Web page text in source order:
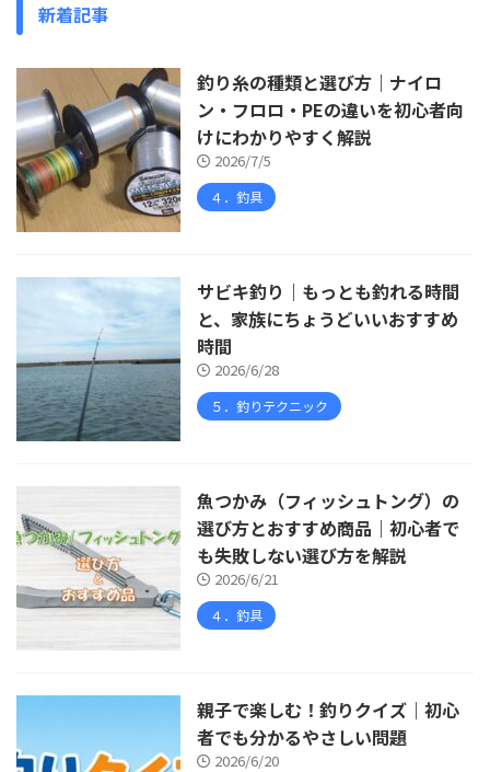
新着記事
釣り糸の種類と選び方｜ナイロ
ン・フロロ・PEの違いを初心者向
けにわかりやすく解説
2026/7/5
４．釣具
サビキ釣り｜もっとも釣れる時間
と、家族にちょうどいいおすすめ
時間
2026/6/28
５．釣りテクニック
魚つかみ（フィッシュトング）の
選び方とおすすめ商品｜初心者で
も失敗しない選び方を解説
2026/6/21
４．釣具
親子で楽しむ！釣りクイズ｜初心
者でも分かるやさしい問題
2026/6/20